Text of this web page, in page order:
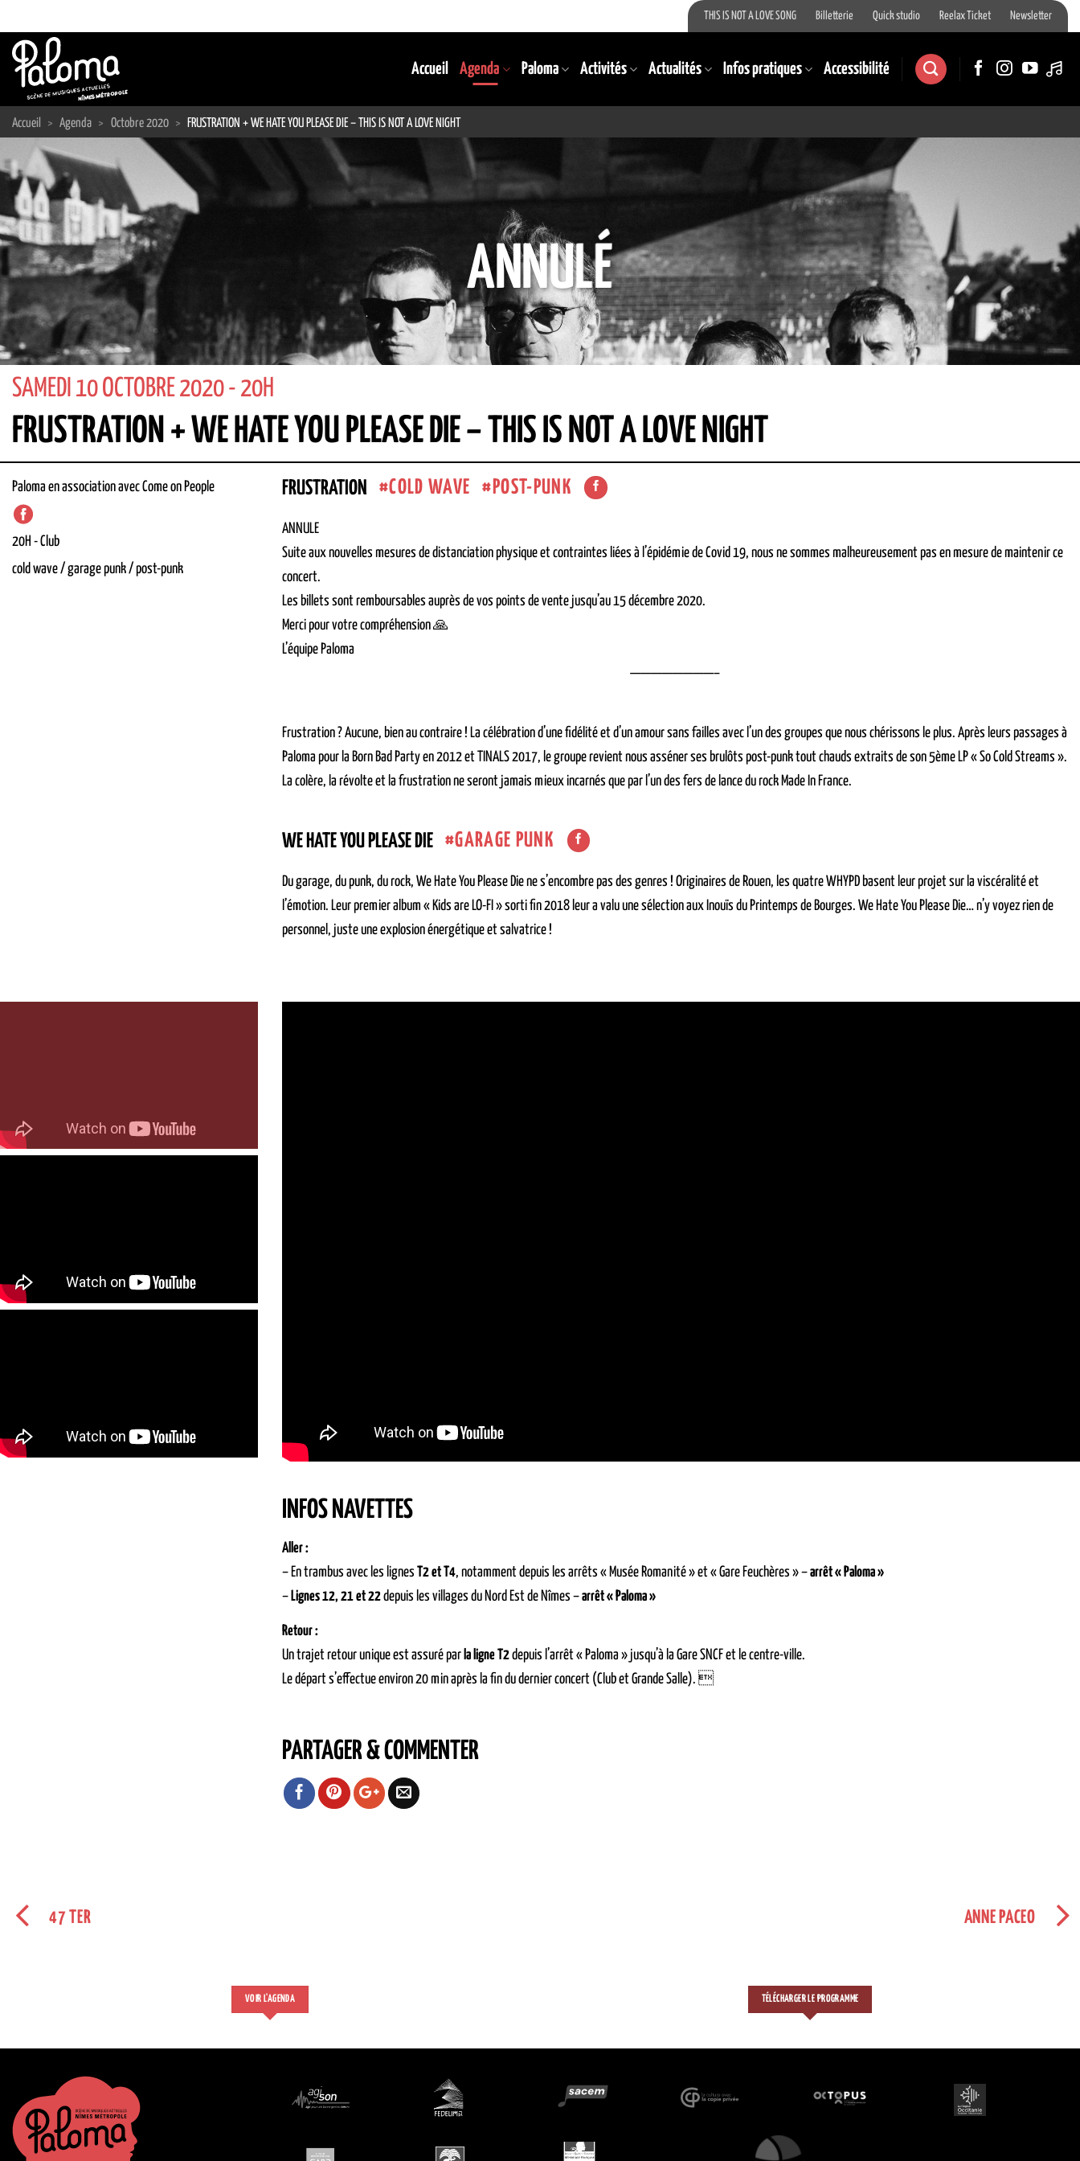
au
contenu
THIS IS NOT A LOVE SONG Billetterie Quick studio Reelax Ticket Newsletter
Accueil Agenda Paloma Activités Actualités Infos pratiques Accessibilité
Accueil > Agenda > Octobre 2020 > FRUSTRATION + WE HATE YOU PLEASE DIE – THIS IS NOT A LOVE NIGHT
ANNULÉ
SAMEDI 10 OCTOBRE 2020 - 20H
FRUSTRATION + WE HATE YOU PLEASE DIE – THIS IS NOT A LOVE NIGHT
Paloma en association avec Come on People
20H -Club
cold wave / garage punk / post-punk
FRUSTRATION COLD WAVE POST-PUNK
ANNULE
Suite aux nouvelles mesures de distanciation physique et contraintes liées à l’épidémie de Covid 19, nous ne sommes malheureusement pas en mesure de maintenir ce
concert.
Les billets sont remboursables auprès de vos points de vente jusqu’au 15 décembre 2020.
Merci pour votre compréhension 🙏
L’équipe Paloma
————————–
Frustration ? Aucune, bien au contraire ! La célébration d’une fidélité et d’un amour sans failles avec l’un des groupes que nous chérissons le plus. Après leurs passages à
Paloma pour la Born Bad Party en 2012 et TINALS 2017, le groupe revient nous asséner ses brulôts post-punk tout chauds extraits de son 5ème LP « So Cold Streams ».
La colère, la révolte et la frustration ne seront jamais mieux incarnés que par l’un des fers de lance du rock Made In France.
WE HATE YOU PLEASE DIE GARAGE PUNK
Du garage, du punk, du rock, We Hate You Please Die ne s’encombre pas des genres ! Originaires de Rouen, les quatre WHYPD basent leur projet sur la viscéralité et
l’émotion. Leur premier album « Kids are LO-FI » sorti fin 2018 leur a valu une sélection aux Inouïs du Printemps de Bourges. We Hate You Please Die… n’y voyez rien de
personnel, juste une explosion énergétique et salvatrice !
INFOS NAVETTES
Aller :
– En trambus avec les lignes T2 et T4, notamment depuis les arrêts « Musée Romanité » et « Gare Feuchères » –arrêt « Paloma »
– Lignes 12, 21 et 22depuis les villages du Nord Est de Nîmes –arrêt « Paloma »
Retour :
Un trajet retour unique est assuré par la ligne T2depuis l’arrêt « Paloma » jusqu’à la Gare SNCF et le centre-ville.
Le départ s’effectue environ 20 min après la fin du dernier concert (Club et Grande Salle). 
PARTAGER & COMMENTER
47 TER ANNE PACEO
VOIR L'AGENDA TÉLÉCHARGER LE PROGRAMME